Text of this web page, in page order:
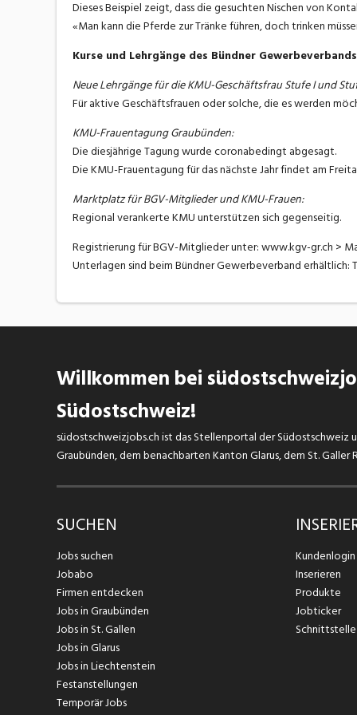
Dieses Beispiel zeigt, dass die gesuchten Nischen von
«Man kann die Pferde zur Tränke führen, doch trinken
Kurse und Lehrgänge des Bündner Gewerbeverbands
Neue Lehrgänge für die KMU-Geschäftsfrau Stufe I und
Für aktive Geschäftsfrauen oder solche, die es werden
KMU-Frauentagung Graubünden:
Die diesjährige Tagung wurde coronabedingt abgesagt.
Die KMU-Frauentagung für das nächste Jahr findet am
Marktplatz für BGV-Mitglieder und KMU-Frauen:
Regional verankerte KMU unterstützen sich gegenseitig.
Registrierung für BGV-Mitglieder unter: www.kgv-gr.ch >
Unterlagen sind beim Bündner Gewerbeverband erhältlich:
Willkommen bei
Südostschweiz!
südostschweizjobs.ch ist das Stellenportal der Südostschweiz
Graubünden, dem benachbarten Kanton Glarus, dem St.
SUCHEN
Jobs suchen
Jobabo
Firmen entdecken
Jobs in Graubünden
Jobs in St. Gallen
Jobs in Glarus
Jobs in Liechtenstein
Festanstellungen
Temporär Jobs
Kundenlogin
Inserieren
Produkte
Jobticker
Schnittstelle